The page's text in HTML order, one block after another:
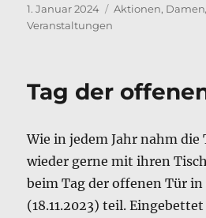
Veröffentlicht
am
1. Januar 2024 Kategorien
Aktionen,
Veranstaltungen
Tag der
Wie in jedem Jahr nahm die
wieder gerne mit ihren
beim Tag der offenen Tür
(18.11.2023) teil.